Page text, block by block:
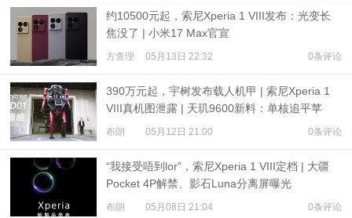
约10500元起，索尼Xperia 1 VIII发布：光变长
焦没了 | 小米17 Max官宣
方查理 05月13日 22:32 0条评论
390万元起，宇树发布载人机甲 | 索尼Xperia 1
VIII真机图泄露 | 天玑9600新料：单核追平苹
果？
布朗 05月12日 21:00 0条评论
“我接受唔到lor”，索尼Xperia 1 VIII定档 | 大疆
Pocket 4P解禁、影石Luna分离屏曝光
布朗 05月08日 21:04 0条评论